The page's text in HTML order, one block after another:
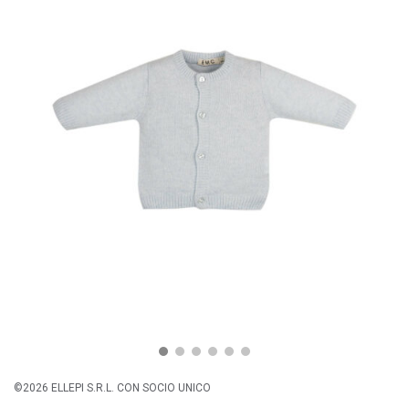
©2026 ELLEPI S.R.L. CON SOCIO UNICO